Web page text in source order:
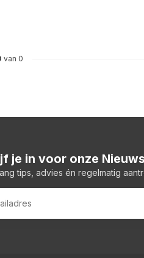
van 0
je in voor onze
tips, advies én regelmatig